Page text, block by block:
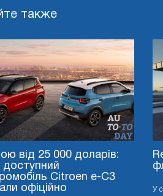
также
від 25 000 доларів:
доступний
Citroen e-C3
офіційно
У